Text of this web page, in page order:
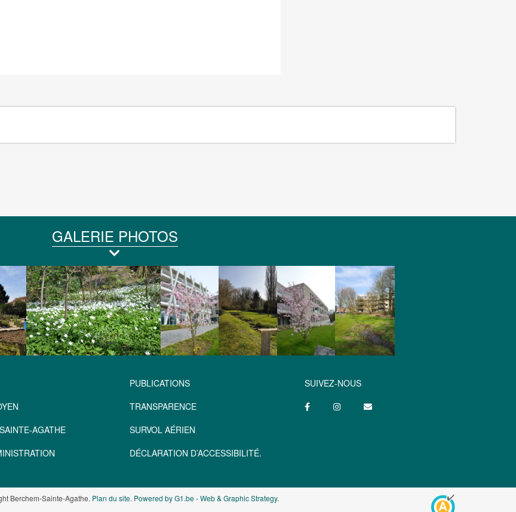
GALERIE PHOTOS
AGATHE
PUBLICATIONS
TRANSPARENCE
SURVOL AÉRIEN
DÉCLARATION D’ACCESSIBILITÉ.
SUIVEZ-NOUS
Berchem-Sainte-Agathe. Plan du site. Powered by G1.be - Web & Graphic Strategy.